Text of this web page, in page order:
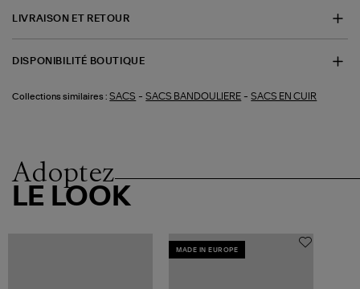
LIVRAISON ET RETOUR
DISPONIBILITÉ BOUTIQUE
Collections similaires : SACS -SACS BANDOULIERE -SACS EN CUIR
Adoptez
LE LOOK
MADE IN EUROPE